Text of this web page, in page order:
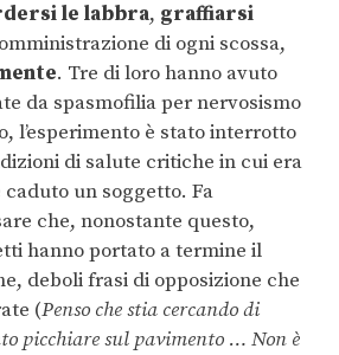
le labbra, graffiarsi
di ogni scossa,
. Tre di loro hanno avuto
da spasmofilia per nervosismo
l’esperimento è stato interrotto
di salute critiche in cui era
un soggetto. Fa
che, nonostante questo,
hanno portato a termine il
deboli frasi di opposizione che
(Penso che stia cercando di
picchiare sul pavimento … Non è